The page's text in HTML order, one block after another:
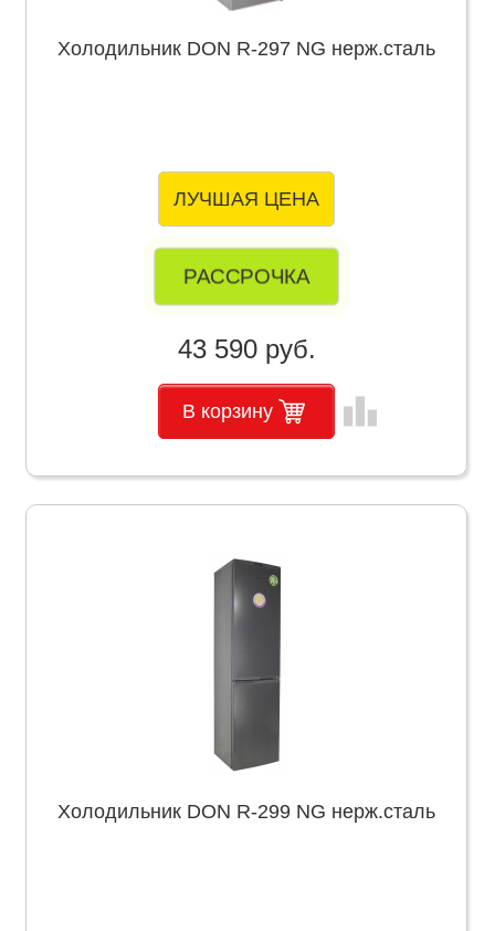
Холодильник DON R-297 NG нерж.сталь
ЛУЧШАЯ ЦЕНА
РАССРОЧКА
43 590 руб.
В корзину leaderboard
Холодильник DON R-299 NG нерж.сталь